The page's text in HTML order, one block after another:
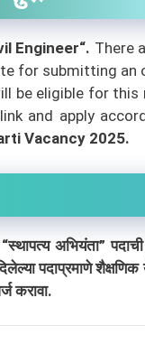
Engineer“. There
for submitting an
be eligible for this
and apply
Vacancy 2025.
अभियंता” पदाची
पदाप्रमाणे
करावा.